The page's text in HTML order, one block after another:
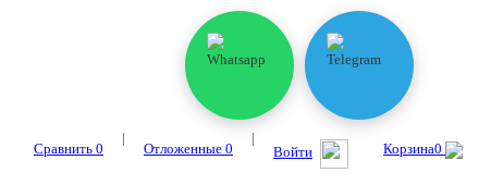
Сравнить 0
|
Отложенные 0
|
Войти
Корзина0